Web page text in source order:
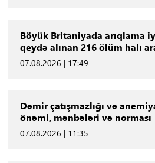
Böyük Britaniyada arıqlama
qeydə alınan 216 ölüm halı
07.08.2026 | 17:49
Dəmir çatışmazlığı və
önəmi, mənbələri və norması
07.08.2026 | 11:35